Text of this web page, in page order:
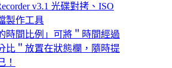
v3.1 光碟對拷、ISO
製作工具
時間比例」可將＂時間經過
比＂放置在狀態欄，隨時提
！